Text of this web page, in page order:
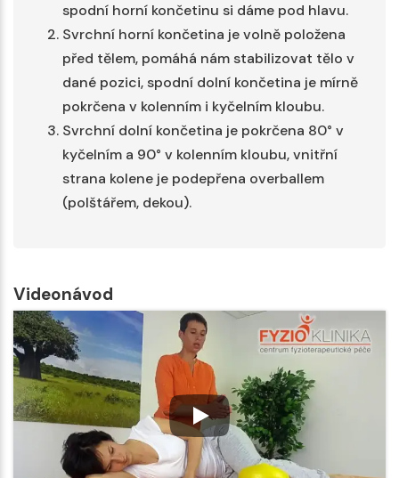
spodní horní končetinu si dáme pod hlavu.
Svrchní horní končetina je volně položena
před tělem, pomáhá nám stabilizovat tělo v
dané pozici, spodní dolní končetina je mírně
pokrčena v kolenním i kyčelním kloubu.
Svrchní dolní končetina je pokrčena 80° v
kyčelním a 90° v kolenním kloubu, vnitřní
strana kolene je podepřena overballem
(polštářem, dekou).
Videonávod